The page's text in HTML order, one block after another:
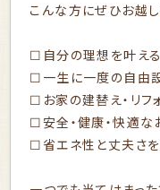
こんな方にぜひお越し
☐自分の理想を叶え
☐一生に一度の自由
☐お家の建替え・リフ
☐安全・健康・快適な
☐省エネ性と丈夫さ